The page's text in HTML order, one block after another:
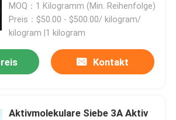
MOQ：1 Kilogramm (Min. Reihenfolge)
Preis：$50.00 - $500.00/ kilogram/
kilogram |1 kilogram
Kontakt
Aktivmolekulare Siebe 3A Aktiv